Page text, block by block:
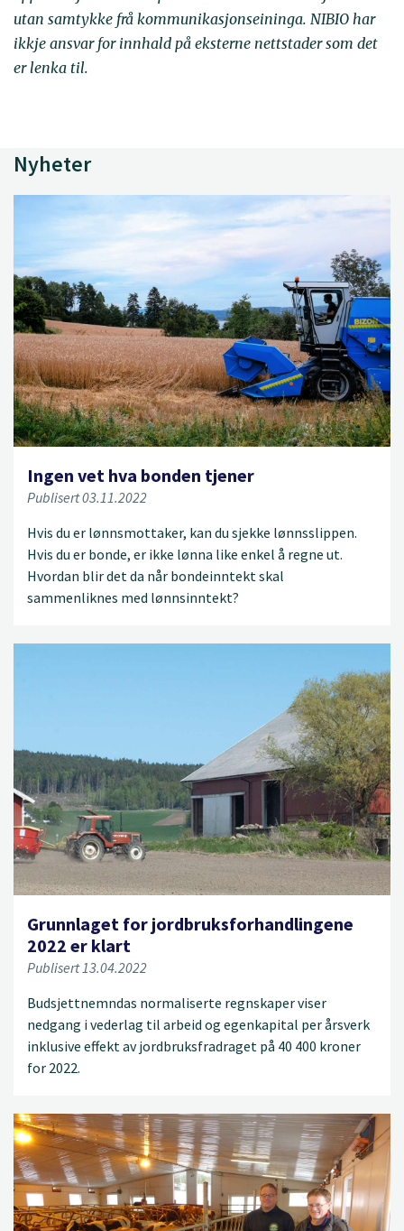
utan samtykke frå kommunikasjonseininga. NIBIO har
ikkje ansvar for innhald på eksterne nettstader som det
er lenka til.
Nyheter
Ingen vet hva bonden tjener
Publisert 03.11.2022
Hvis du er lønnsmottaker, kan du sjekke lønnsslippen.
Hvis du er bonde, er ikke lønna like enkel å regne ut.
Hvordan blir det da når bondeinntekt skal
sammenliknes med lønnsinntekt?
Grunnlaget for jordbruksforhandlingene
2022 er klart
Publisert 13.04.2022
Budsjettnemndas normaliserte regnskaper viser
nedgang i vederlag til arbeid og egenkapital per årsverk
inklusive effekt av jordbruksfradraget på 40 400 kroner
for 2022.